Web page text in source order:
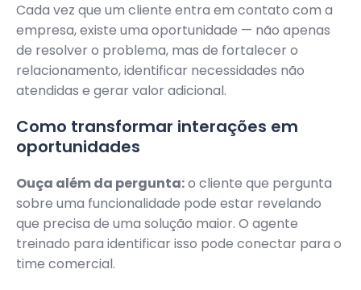
Cada vez que um cliente entra em contato com a
empresa, existe uma oportunidade — não apenas
de resolver o problema, mas de fortalecer o
relacionamento, identificar necessidades não
atendidas e gerar valor adicional.
Como transformar interações em
oportunidades
Ouça além da pergunta:o cliente que pergunta
sobre uma funcionalidade pode estar revelando
que precisa de uma solução maior. O agente
treinado para identificar isso pode conectar para o
time comercial.